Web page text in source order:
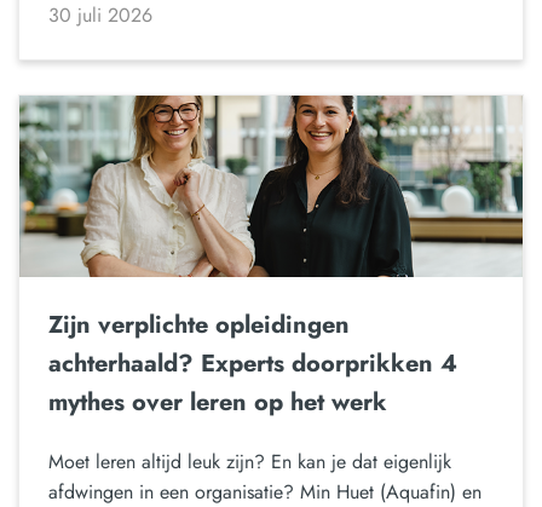
30 juli 2026
Zijn verplichte opleidingen
achterhaald? Experts doorprikken 4
mythes over leren op het werk
Moet leren altijd leuk zijn? En kan je dat eigenlijk
afdwingen in een organisatie? Min Huet (Aquafin) en